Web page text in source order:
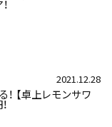
2021.12.28
【卓上レモンサワ